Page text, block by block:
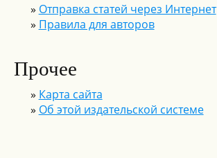
» Отправка статей через Интернет
» Правила для авторов
Прочее
» Карта сайта
» Об этой издательской системе